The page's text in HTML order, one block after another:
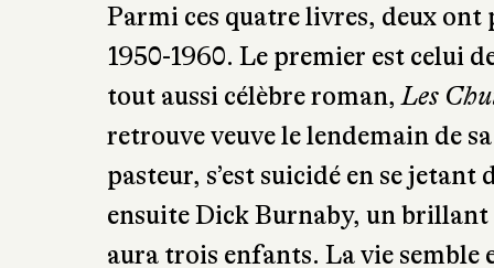
Parmi ces quatre livres, deux ont
1950-1960. Le premier est celui
tout aussi célèbre roman,Les
retrouve veuve le lendemain de
pasteur, s’est suicidé en se
ensuite Dick Burnaby, un brillant
aura trois enfants. La vie